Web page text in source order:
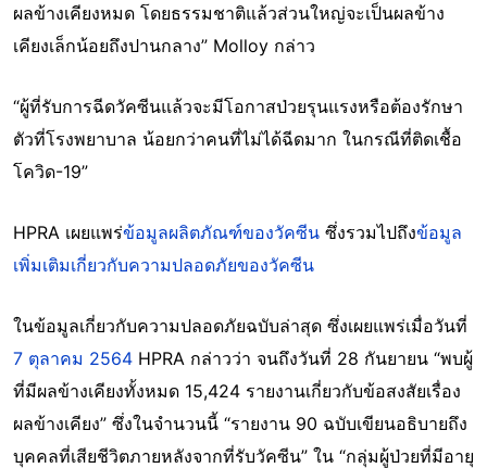
ผลข้างเคียงหมด โดยธรรมชาติแล้วส่วนใหญ่จะเป็นผลข้าง
เคียงเล็กน้อยถึงปานกลาง” Molloy กล่าว
“ผู้ที่รับการฉีดวัคซีนแล้วจะมีโอกาสป่วยรุนแรงหรือต้องรักษา
ตัวที่โรงพยาบาล น้อยกว่าคนที่ไม่ได้ฉีดมาก ในกรณีที่ติดเชื้อ
โควิด-19”
HPRA เผยแพร่ข้อมูลผลิตภัณฑ์ของวัคซีน ซึ่งรวมไปถึงข้อมูล
เพิ่มเติมเกี่ยวกับความปลอดภัยของวัคซีน
ในข้อมูลเกี่ยวกับความปลอดภัยฉบับล่าสุด ซึ่งเผยแพร่เมื่อวันที่
7 ตุลาคม 2564 HPRA กล่าวว่า จนถึงวันที่ 28 กันยายน “พบผู้
ที่มีผลข้างเคียงทั้งหมด 15,424 รายงานเกี่ยวกับข้อสงสัยเรื่อง
ผลข้างเคียง” ซึ่งในจำนวนนี้ “รายงาน 90 ฉบับเขียนอธิบายถึง
บุคคลที่เสียชีวิตภายหลังจากที่รับวัคซีน” ใน “กลุ่มผู้ป่วยที่มีอายุ